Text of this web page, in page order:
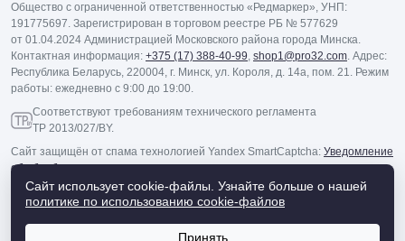
Общество с ограниченной ответственностью «Редмаркер», УНП:
191775697. Зарегистрирован в торговом реестре РБ № 577629
от 01.04.2024 Администрацией Московского района города Минска.
Контактная информация: +375 (17) 388-40-99, shop1@pro32.com. Адрес:
Республика Беларусь, 220004, г. Минск, ул. Короля, д. 14а, пом. 21. Режим
работы: ежедневно с 9:00 до 19:00.
Соответствуют требованиям технического регламента
ТР 2013/027/BY.
Сайт защищён от спама технологией Yandex SmartCaptcha: Уведомление
об обработке данных.
Сайт использует cookie-файлы. Узнайте больше о нашей
политике по использованию cookie‑файлов
Принять